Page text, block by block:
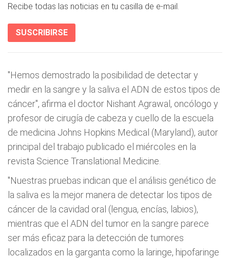
Recibe todas las noticias en tu casilla de e-mail.
SUSCRIBIRSE
"Hemos demostrado la posibilidad de detectar y
medir en la sangre y la saliva el ADN de estos tipos de
cáncer", afirma el doctor Nishant Agrawal, oncólogo y
profesor de cirugía de cabeza y cuello de la escuela
de medicina Johns Hopkins Medical (Maryland), autor
principal del trabajo publicado el miércoles en la
revista Science Translational Medicine.
"Nuestras pruebas indican que el análisis genético de
la saliva es la mejor manera de detectar los tipos de
cáncer de la cavidad oral (lengua, encías, labios),
mientras que el ADN del tumor en la sangre parece
ser más eficaz para la detección de tumores
localizados en la garganta como la laringe, hipofaringe